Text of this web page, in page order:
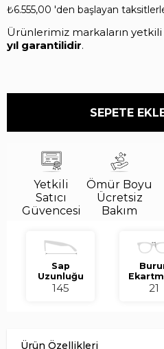
₺6.555,00 'den başlayan
Ürünlerimiz markaların
yıl garantilidir.
Yetkili
Satıcı
Güvencesi
Ömür Boyu
Ücretsiz
Bakım
Sap
Uzunluğu
145 21